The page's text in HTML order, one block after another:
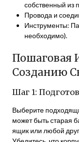
собственный из
Провода и
Инструменты:
необходимо).
Пошаговая
Созданию
Шаг 1:
Выберите
может быть старая
ящик или любой